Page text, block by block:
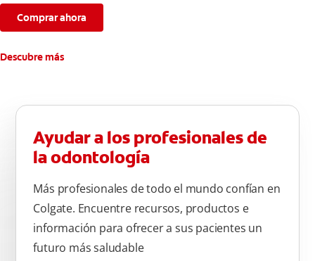
Comprar ahora
Descubre más
Ayudar a los profesionales de
la odontología
Más profesionales de todo el mundo confían en
Colgate. Encuentre recursos, productos e
información para ofrecer a sus pacientes un
futuro más saludable